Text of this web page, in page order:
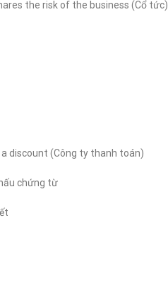
the risk of the business (Cổ tức)
discount (Công ty thanh toán)
chứng từ